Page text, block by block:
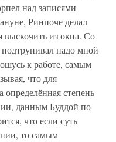
над записями
Ринпоче делал
выскочить из окна. Со
надо мной
к работе, самым
что для
степень
данным Буддой по
что если суть
то самым